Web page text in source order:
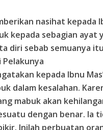
nasihat kepada
kepada sebagian ayat
diri sebab semuanya
Pelakunya
kepada Ibnu
dalam kesalahan.
mabuk akan
dengan benar. Ia
Inilah perbuatan